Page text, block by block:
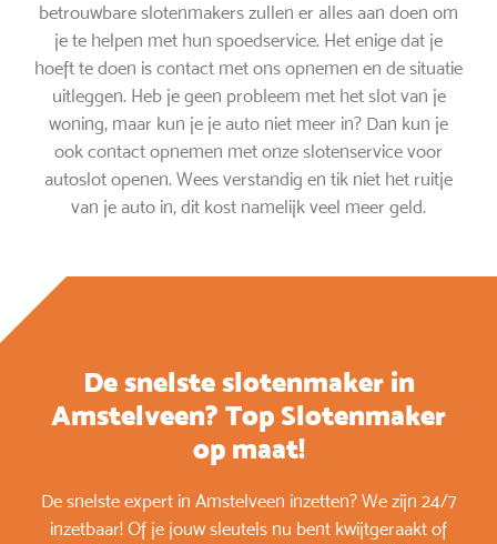
betrouwbare slotenmakers zullen er alles aan doen om
je te helpen met hun spoedservice. Het enige dat je
hoeft te doen is contact met ons opnemen en de situatie
uitleggen. Heb je geen probleem met het slot van je
woning, maar kun je je auto niet meer in? Dan kun je
ook contact opnemen met onze slotenservice voor
autoslot openen. Wees verstandig en tik niet het ruitje
van je auto in, dit kost namelijk veel meer geld.
De snelste slotenmaker in
Amstelveen? Top Slotenmaker
op maat!
De snelste expert in Amstelveen inzetten? We zijn 24/7
inzetbaar! Of je jouw sleutels nu bent kwijtgeraakt of